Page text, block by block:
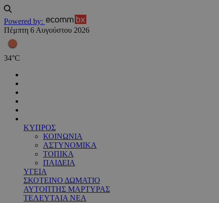
Powered by:
Πέμπτη 6 Αυγούστου 2026
34°C
ΚΥΠΡΟΣ
ΚΟΙΝΩΝΙΑ
ΑΣΤΥΝΟΜΙΚΑ
ΤΟΠΙΚΑ
ΠΑΙΔΕΙΑ
ΥΓΕΙΑ
ΣΚΟΤΕΙΝΟ ΔΩΜΑΤΙΟ
ΑΥΤΟΠΤΗΣ ΜΑΡΤΥΡΑΣ
ΤΕΛΕΥΤΑΙΑ ΝΕΑ